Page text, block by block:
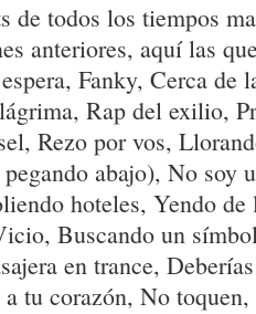
de todos los tiempos
anteriores, aquí las
Fanky, Cerca de
Rap del exilio,
Rezo por vos,
abajo), No soy
hoteles, Yendo
Buscando un
en trance,
tu corazón, No